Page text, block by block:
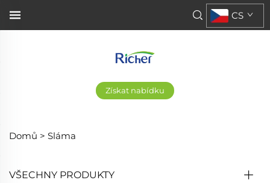
Získat nabídku
CS
Domů > Sláma
VŠECHNY PRODUKTY